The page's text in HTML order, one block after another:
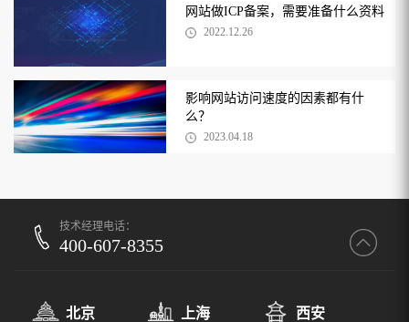
网站做ICP备案，需要准备什么资料
2022.12.26
影响网站访问速度的因素都有什
么？
2023.04.18
技术经理电话：
400-607-8355
北京 上海 西安